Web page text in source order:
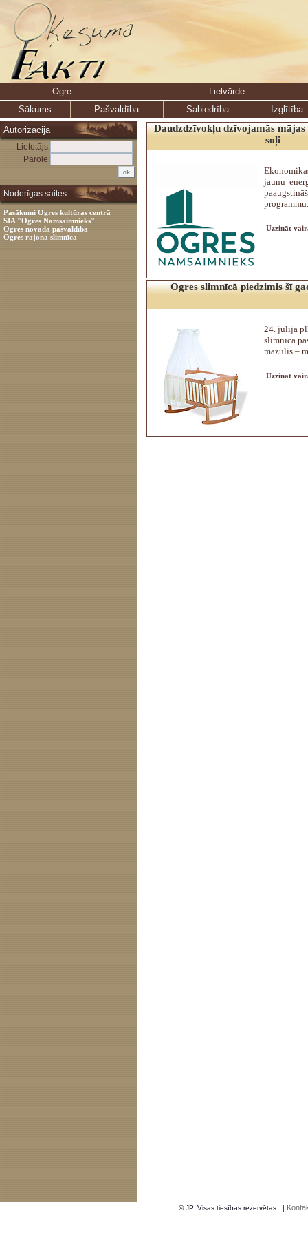
Ogre
Lielvārde
Sākums
Pašvaldība Sabiedrība
Izglītība
Autorizācija
Lietotājs:
Parole:
Noderīgas saites:
Pasākumi Ogres kultūras centrā
SIA "Ogres Namsaimnieks"
Ogres novada pašvaldība
Ogres rajona slimnīca
Daudzdzīvokļu dzīvojamās
soļi
jaunu
programmu.
Uzzināt
Ogres slimnīcā piedzimis šī
24. jūlijā
slimnīcā
mazulis –
Uzzināt
© JP. Visas tiesības rezervētas. |